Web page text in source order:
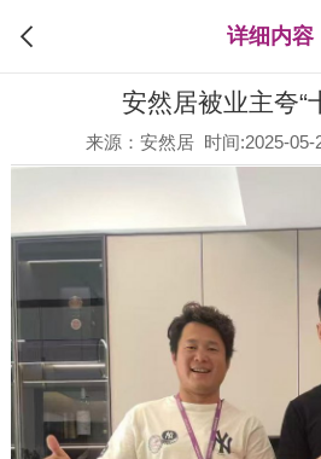
详细内容
安然居被业主夸“
来源：安然居 时间:2025-